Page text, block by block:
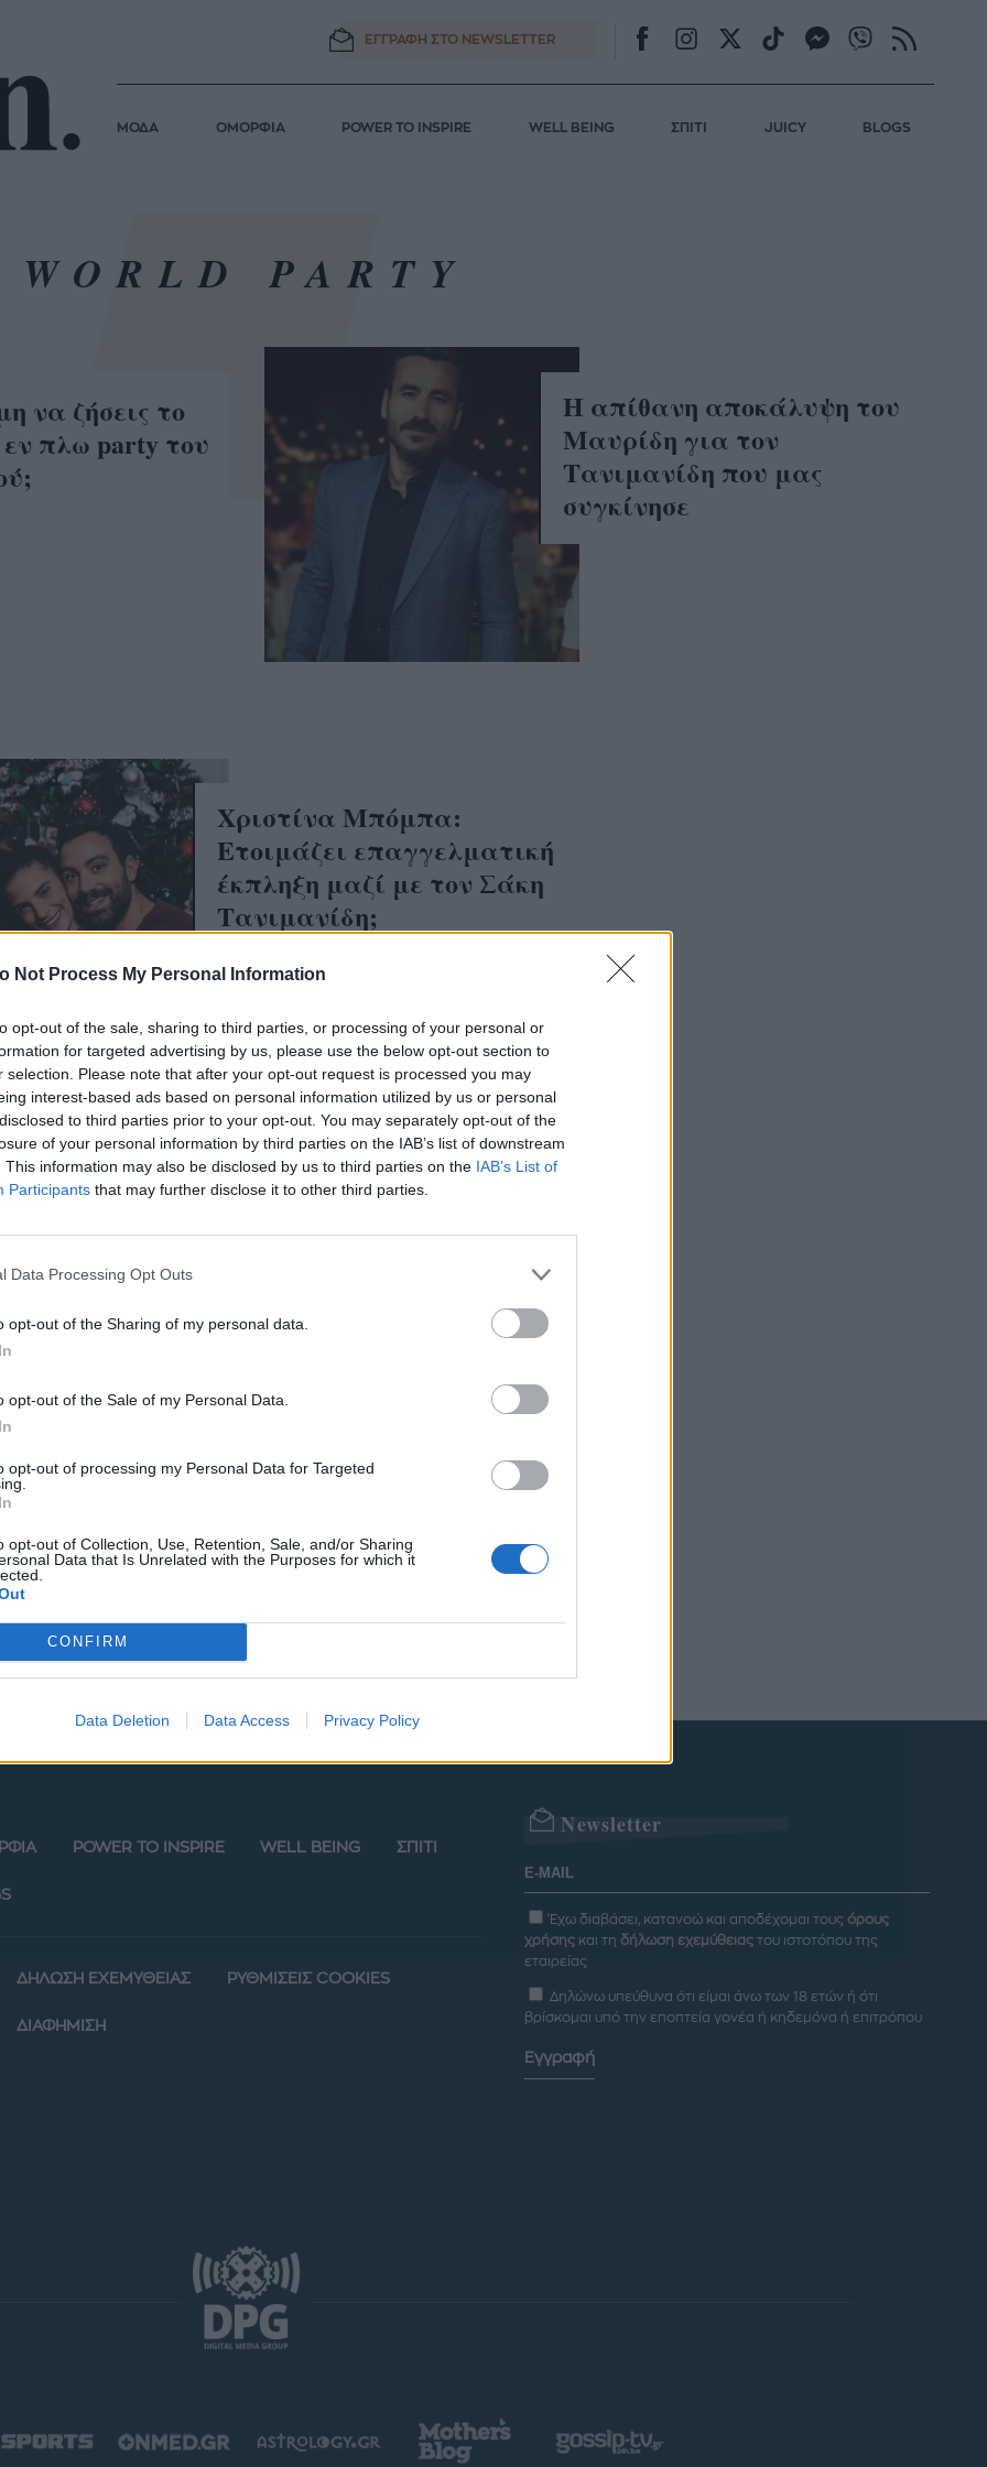
Not Process My Personal Information
opt-out of the sale, sharing to third parties, or processing of your personal or
for targeted advertising by us, please use the below opt-out section to
selection. Please note that after your opt-out request is processed you may
interest-based ads based on personal information utilized by us or personal
to third parties prior to your opt-out. You may separately opt-out of the
of your personal information by third parties on the IAB’s list of downstream
This information may also be disclosed by us to third parties on the IAB’s List of
Participants that may further disclose it to other third parties.
Data Processing Opt Outs
opt-out of the Sharing of my personal data.
opt-out of the Sale of my Personal Data.
opt-out of processing my Personal Data for Targeted
opt-out of Collection, Use, Retention, Sale, and/or Sharing
Data that Is Unrelated with the Purposes for which it
CONFIRM
Data Deletion Data Access Privacy Policy
ΕΓΓΡΑΦΗ ΣΤΟ NEWSLETTER
ΜΟΔΑ ΟΜΟΡΦΙΑ POWER TO INSPIRE WELL BEING ΣΠΙΤΙ JUICY BLOGS
WORLD PARTY
να ζήσεις το
πλω party του
H απίθανη αποκάλυψη του
Μαυρίδη για τον
Τανιμανίδη που μας
συγκίνησε
Χριστίνα Μπόμπα:
Ετοιμάζει επαγγελματική
έκπληξη μαζί με τον Σάκη
Τανιμανίδη;
πώς μας σύστησε ο
Τανιμανίδης τη
Μπόμπα: Η
λεπτομέρεια στη
POWER TO INSPIRE WELL BEING ΣΠΙΤΙ
ΔΗΛΩΣΗ ΕΧΕΜΥΘΕΙΑΣ ΡΥΘΜΙΣΕΙΣ COOKIES
ΔΙΑΦΗΜΙΣΗ
Newsletter
Έχω διαβάσει, κατανοώ και αποδέχομαι τους όρους
χρήσης και τη δήλωση εχεμύθειας του ιστοτόπου της
εταιρείας
Δηλώνω υπεύθυνα ότι είμαι άνω των 18 ετών ή ότι
βρίσκομαι υπό την εποπτεία γονέα ή κηδεμόνα ή επιτρόπου
Εγγραφή